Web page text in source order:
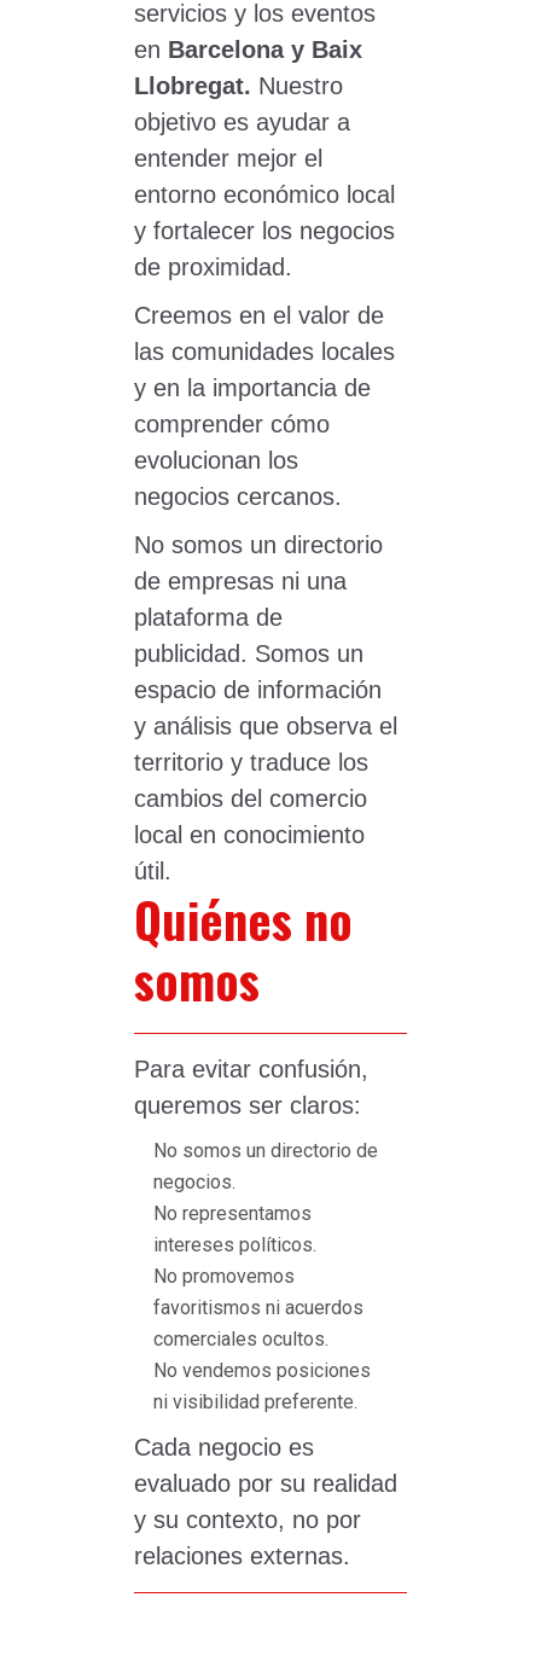
servicios y los eventos
en Barcelona y Baix
Llobregat. Nuestro
objetivo es ayudar a
entender mejor el
entorno económico local
y fortalecer los negocios
de proximidad.
Creemos en el valor de
las comunidades locales
y en la importancia de
comprender cómo
evolucionan los
negocios cercanos.
No somos un directorio
de empresas ni una
plataforma de
publicidad. Somos un
espacio de información
y análisis que observa el
territorio y traduce los
cambios del comercio
local en conocimiento
útil.
Quiénes no
somos
Para evitar confusión,
queremos ser claros:
No somos un directorio de
negocios.
No representamos
intereses políticos.
No promovemos
favoritismos ni acuerdos
comerciales ocultos.
No vendemos posiciones
ni visibilidad preferente.
Cada negocio es
evaluado por su realidad
y su contexto, no por
relaciones externas.